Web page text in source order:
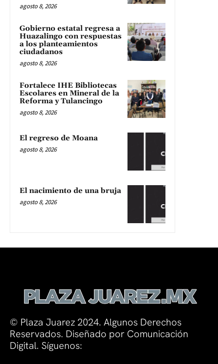
agosto 8, 2026
Gobierno estatal regresa a
Huazalingo con respuestas
a los planteamientos
ciudadanos
agosto 8, 2026
Fortalece IHE Bibliotecas
Escolares en Mineral de la
Reforma y Tulancingo
agosto 8, 2026
El regreso de Moana
agosto 8, 2026
El nacimiento de una bruja
agosto 8, 2026
© Plaza Juarez 2024. Algunos Derechos
Reservados. Diseñado por Comunicación
Digital. Síguenos: